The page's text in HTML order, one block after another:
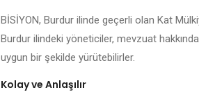
BİSİYON, Burdur ilinde geçerli olan Kat
Burdur ilindeki yöneticiler, mevzuat
uygun bir şekilde yürütebilirler.
Kolay ve Anlaşılır